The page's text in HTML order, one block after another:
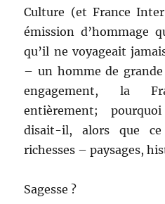
Culture (et France
émission d’hommage
qu’il ne voyageait
– un homme de
engagement, la
entièrement;
disait-il, alors que
richesses – paysages,
Sagesse ?